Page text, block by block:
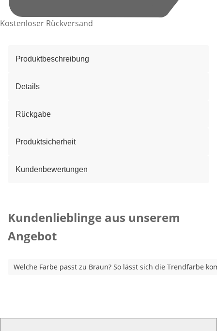
Kostenloser Rückversand
Produktbeschreibung
Details
Rückgabe
Produktsicherheit
Kundenbewertungen
Kundenlieblinge aus unserem
Angebot
Welche Farbe passt zu Braun? So lässt sich die Trendfarbe